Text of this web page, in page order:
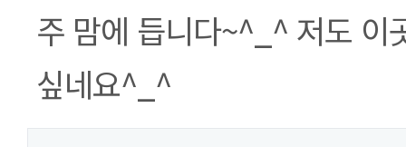
주 맘에 듭니다~^_^ 저도 이
싶네요^_^